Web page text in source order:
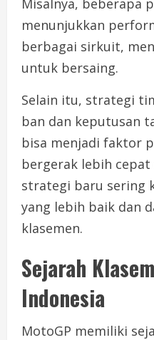
menunjukkan
berbagai sirkuit,
untuk bersaing.
Selain itu, strategi
ban dan keputusan
bisa menjadi faktor
bergerak lebih
strategi baru sering
yang lebih baik dan
klasemen.
Sejarah
Indonesia
MotoGP memiliki